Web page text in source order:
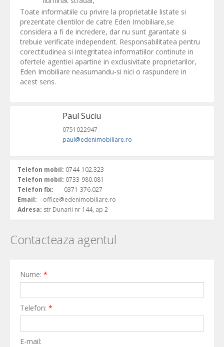
Toate informatiile cu privire la proprietatile listate si
prezentate clientilor de catre Eden Imobiliare,se
considera a fi de incredere, dar nu sunt garantate si
trebuie verificate independent. Responsabilitatea pentru
corectitudinea si integritatea informatiilor continute in
ofertele agentiei apartine in exclusivitate proprietarilor,
Eden Imobiliare neasumandu-si nici o raspundere in
acest sens.
Paul Suciu
0751022947
paul@edenimobiliare.ro
Telefon mobil: 0744-102.323
Telefon mobil: 0733-980.081
Telefon fix: 0371-376.027
Email: office@edenimobiliare.ro
Adresa: str Dunarii nr 144, ap 2
Contacteaza agentul
Nume: *
Telefon: *
E-mail: